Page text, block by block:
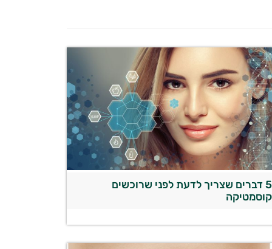
5 דברים שצריך לדעת לפני שרוכשים
קוסמטיקה